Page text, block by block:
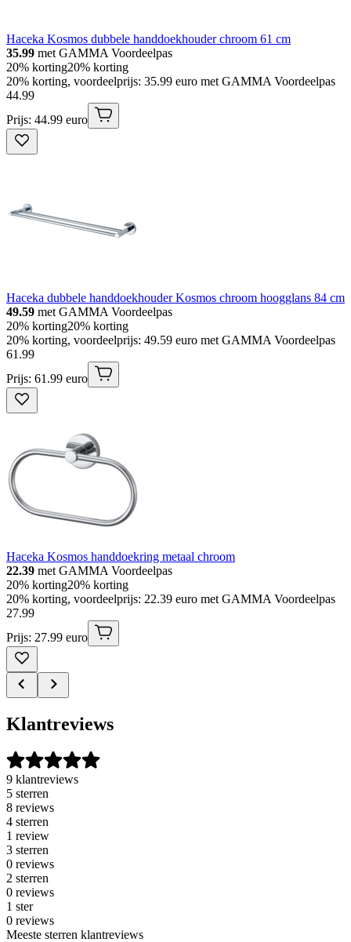
Haceka Kosmos dubbele handdoekhouder chroom 61 cm
35.99 met GAMMA Voordeelpas
20% korting20% korting
20% korting, voordeelprijs: 35.99 euro met GAMMA Voordeelpas
44.99
Prijs: 44.99 euro
Haceka dubbele handdoekhouder Kosmos chroom hoogglans 84 cm
49.59 met GAMMA Voordeelpas
20% korting20% korting
20% korting, voordeelprijs: 49.59 euro met GAMMA Voordeelpas
61 .99
Prijs: 61.99 euro
Haceka Kosmos handdoekring metaal chroom
22.39 met GAMMA Voordeelpas
20% korting20% korting
20% korting, voordeelprijs: 22.39 euro met GAMMA Voordeelpas
27.99
Prijs: 27.99 euro
Klantreviews
9 klantreviews
5 sterren
8 reviews
4 sterren
1 review
3 sterren
0 reviews
2 sterren
0 reviews
1 ster
0 reviews
Meeste sterren klantreviews